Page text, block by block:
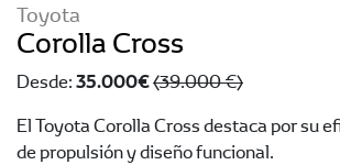
Toyota
Corolla Cross
Desde:35.000 €(39.000 €)
El Toyota Corolla Cross destaca por su
de propulsión y diseño funcional.